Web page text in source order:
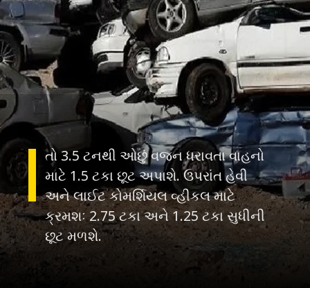
તો 3.5 ટનથી ઓછું વજન ધરાવતા વાહનો
માટે 1.5 ટકા છૂટ અપાશે. ઉપરાંત હેવી
અને લાઈટ કોમર્શિયલ વ્હીકલ માટે
ક્રમશઃ 2.75 ટકા અને 1.25 ટકા સુધીની
છૂટ મળશે.